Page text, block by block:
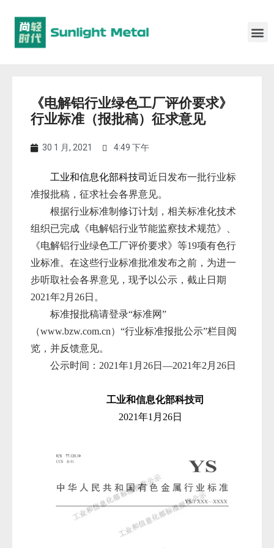
《电解铝行业绿色工厂评价要求》
行业标准（报批稿）征求意见
30 1 月, 2021 4:49 下午
工业和信息化部科技司 近日发布一批行业标
准报批稿，征求社会各界意见。
根据行业标准制修订计划，相关标准化技术
组织已完成《电解铝行业节能监察技术规范》、
《电解铝行业绿色工厂评价要求》等19项有色行
业标准。在这些行业标准批准发布之前，为进一
步听取社会各界意见，现予以公示，截止日期
2021年2月26日。
标准报批稿请登录“标准网”
（www.bzw.com.cn）“行业标准报批公示”栏目阅
览，并反馈意见。
公示时间：2021年1月26日—2021年2月26日
工业和信息化部科技司
2021年1月26日